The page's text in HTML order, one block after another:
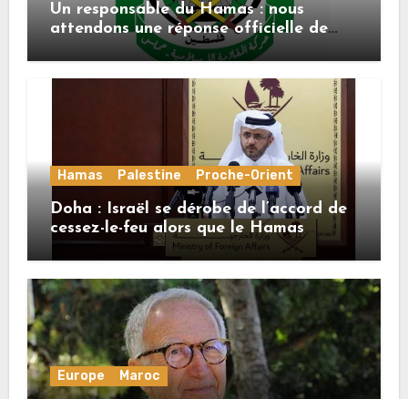
Un responsable du Hamas : nous
attendons une réponse officielle de
Mladenov concernant la feuille de
route de la deuxième phase de l’accord
Hamas Palestine Proche-Orient
Doha : Israël se dérobe de l’accord de
cessez-le-feu alors que le Hamas
honore ses engagements
Europe Maroc